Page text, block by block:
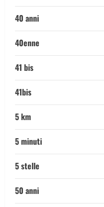
40 anni
40enne
41 bis
41bis
5 km
5 minuti
5 stelle
50 anni